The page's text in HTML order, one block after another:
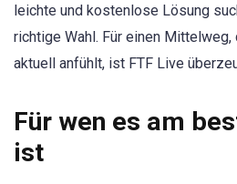
leichte und kostenlose Lösung
richtige Wahl. Für einen
aktuell anfühlt, ist FTF Live
Für wen es am
ist